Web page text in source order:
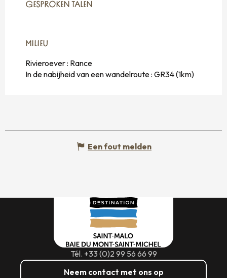
GESPROKEN TALEN
GESPROKEN TALEN
MILIEU
MILIEU
Rivieroever : Rance
In de nabijheid van een wandelroute : GR34(1km)
Een fout melden
Tél. +33 (0)2 99 56 66 99
Neem contact met ons op